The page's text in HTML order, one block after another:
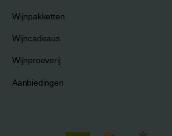
Wijnpakketten
Wijncadeaus
Wijnproeverij
Aanbiedingen